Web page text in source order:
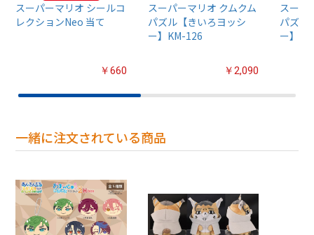
スーパーマリオ シールコ
レクションNeo 当て
￥660
スーパーマリオ クムクム
パズル【きいろヨッシ
ー】KM-126
￥2,090
スーパ
パズル
ー】
一緒に注文されている商品